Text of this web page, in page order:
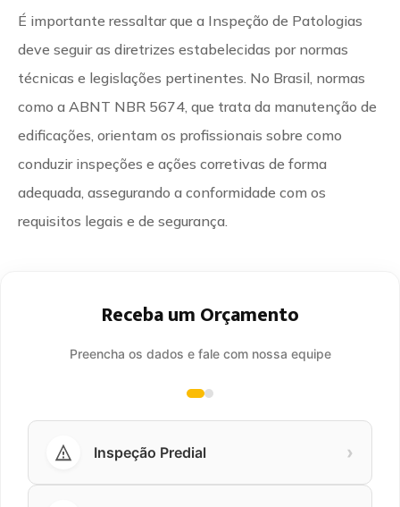
É importante ressaltar que a Inspeção de Patologias
deve seguir as diretrizes estabelecidas por normas
técnicas e legislações pertinentes. No Brasil, normas
como a ABNT NBR 5674, que trata da manutenção de
edificações, orientam os profissionais sobre como
conduzir inspeções e ações corretivas de forma
adequada, assegurando a conformidade com os
requisitos legais e de segurança.
Receba um Orçamento
Preencha os dados e fale com nossa equipe
Inspeção Predial ›